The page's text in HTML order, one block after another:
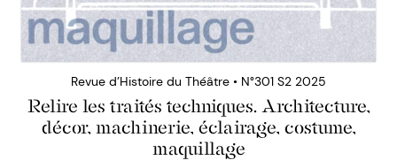
Revue d’Histoire du Théâtre • N°301 S2 2025
Relire les traités techniques. Architecture,
décor, machinerie, éclairage, costume,
maquillage